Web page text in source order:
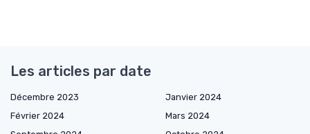
Les articles par date
Décembre 2023
Janvier 2024
Février 2024
Mars 2024